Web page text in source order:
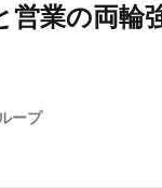
業の両輪
ープ